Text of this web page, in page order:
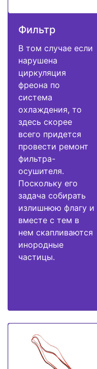
Фильтр
В том случае если
нарушена
циркуляция
фреона по
система
охлаждения, то
здесь скорее
всего придется
провести ремонт
фильтра-
осушителя.
Поскольку его
задача собирать
излишнюю флагу и
вместе с тем в
нем скапливаются
инородные
частицы.